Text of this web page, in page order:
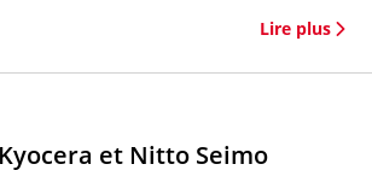
Lire plus
et Nitto Seimo